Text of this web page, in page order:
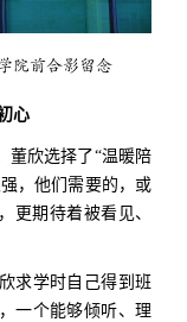
院前合影留念
心
董欣选择了“温暖陪
，他们需要的，或
更期待着被看见、
求学时自己得到班
一个能够倾听、理